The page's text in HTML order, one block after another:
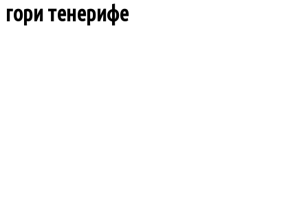
гори тенерифе